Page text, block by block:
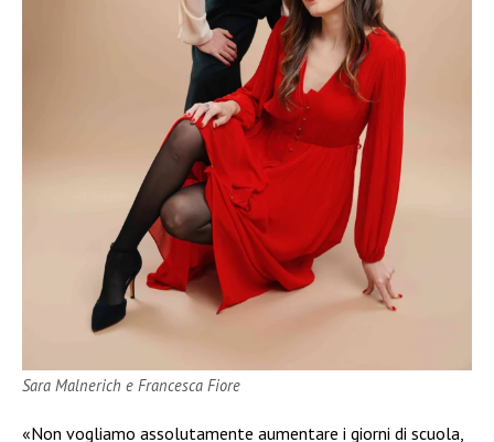
Sara Malnerich e Francesca Fiore
«Non vogliamo assolutamente aumentare i giorni di scuola,